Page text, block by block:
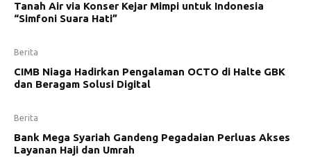
Tanah Air via Konser Kejar Mimpi untuk Indonesia
“Simfoni Suara Hati”
Berita
CIMB Niaga Hadirkan Pengalaman OCTO di Halte GBK
dan Beragam Solusi Digital
Berita
Bank Mega Syariah Gandeng Pegadaian Perluas Akses
Layanan Haji dan Umrah